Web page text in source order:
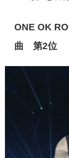
ONE OK
曲 第2位